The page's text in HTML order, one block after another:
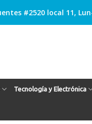
#2520 local 11,
Tecnología y Electrónica